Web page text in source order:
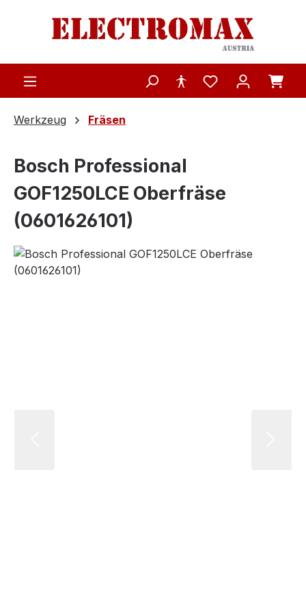
Zum Hauptinhalt springen
Werkzeug Fräsen
Bosch Professional
GOF1250LCE Oberfräse
(0601626101)
Bildergalerie überspringen